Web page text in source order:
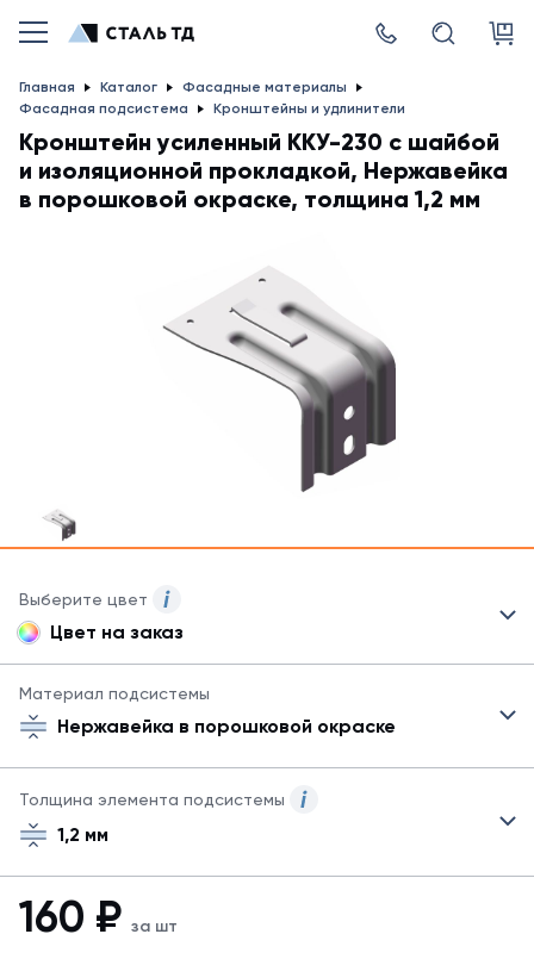
Главная Каталог
Фасадные материалы
Фасадная подсистема
Кронштейны и удлинители
Кронштейн усиленный ККУ-230 с шайбой
и изоляционной прокладкой, Нержавейка
в порошковой окраске, толщина 1,2 мм
Выберите цвет
Данный
товар
может
окрашен
окраски
цвет
каталогу.
Цвет на заказ
Материал подсистемы
Нержавейка в порошковой окраске
Толщина элемента подсистемы
1,2 мм
160 ₽ за шт